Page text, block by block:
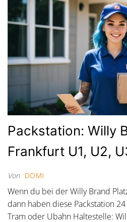
Packstation: Willy
Frankfurt U1, U2,
Von DOMI
Wenn du bei der Willy Brand
dann haben diese Packstation
Tram oder Ubahn Haltestelle: